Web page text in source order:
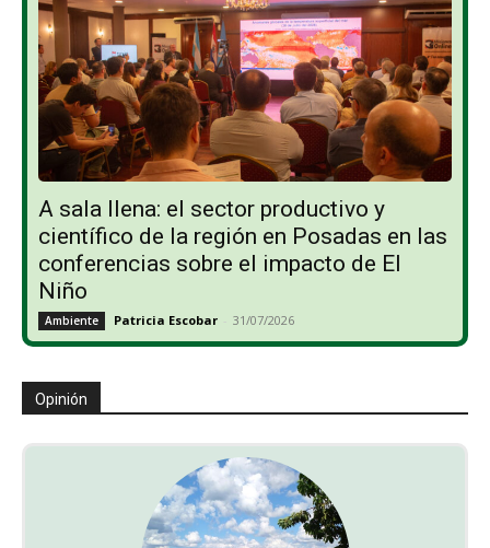
A sala llena: el sector productivo y
científico de la región en Posadas en las
conferencias sobre el impacto de El
Niño
Ambiente Patricia Escobar - 31/07/2026
Opinión